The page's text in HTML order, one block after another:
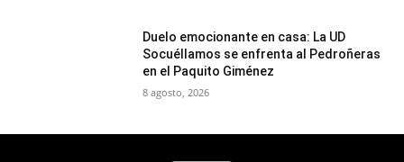
Duelo emocionante en casa: La UD
Socuéllamos se enfrenta al Pedroñeras
en el Paquito Giménez
8 agosto, 2026